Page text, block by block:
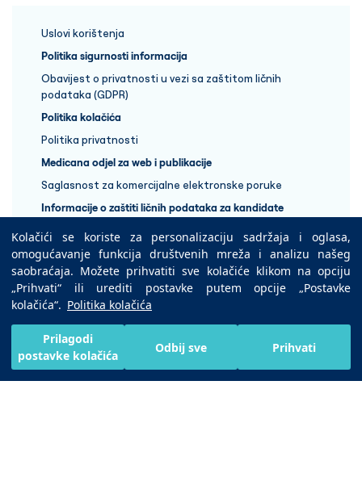
Kolačići se koriste za personalizaciju sadržaja i oglasa,
omogućavanje funkcija društvenih mreža i analizu našeg
saobraćaja. Možete prihvatiti sve kolačiće klikom na opciju
„Prihvati“ ili urediti postavke putem opcije „Postavke
kolačića“. Politika kolačića
Prilagodi
postavke kolačića
Odbij sve Prihvati
Uslovi korištenja
Politika sigurnosti informacija
Obavijest o privatnosti u vezi sa zaštitom ličnih
podataka (GDPR)
Politika kolačića
Politika privatnosti
Medicana odjel za web i publikacije
Saglasnost za komercijalne elektronske poruke
Informacije o zaštiti ličnih podataka za kandidate
+387 33 848 888
Copyright © 2025 Medicana Health Group
Preuzmite na